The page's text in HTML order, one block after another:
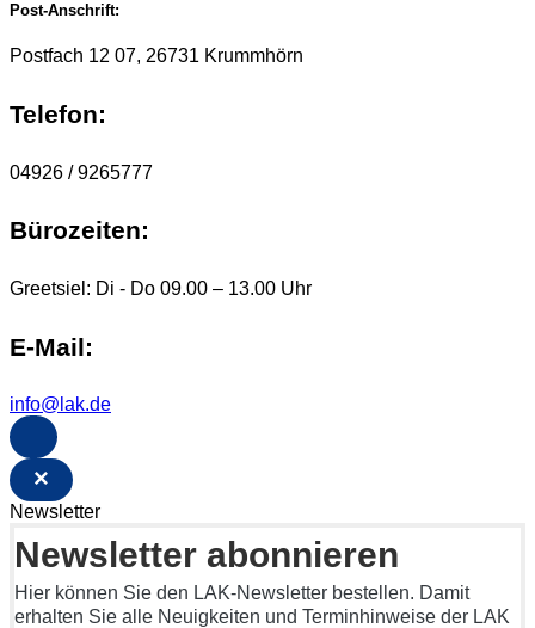
Post-Anschrift:
Postfach 12 07, 26731 Krummhörn
Telefon:
04926 / 9265777
Bürozeiten:
Greetsiel: Di - Do 09.00 – 13.00 Uhr
E-Mail:
info@lak.de
×
Newsletter
Newsletter abonnieren
Hier können Sie den LAK-Newsletter bestellen. Damit
erhalten Sie alle Neuigkeiten und Terminhinweise der LAK